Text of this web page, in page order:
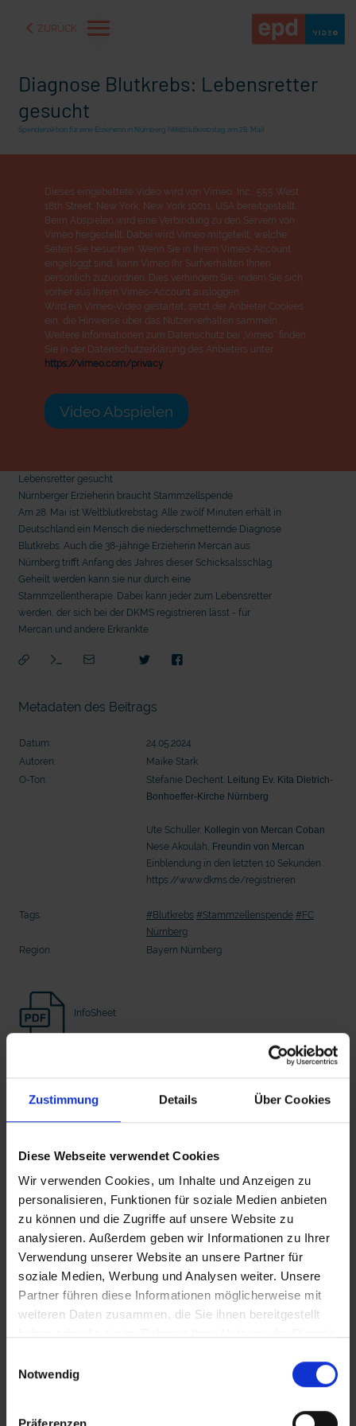
Zustimmung Details Über Cookies
Diese Webseite verwendet Cookies
Wir verwenden Cookies, um Inhalte und Anzeigen zu
personalisieren, Funktionen für soziale Medien anbieten
zu können und die Zugriffe auf unsere Website zu
analysieren. Außerdem geben wir Informationen zu Ihrer
Verwendung unserer Website an unsere Partner für
soziale Medien, Werbung und Analysen weiter. Unsere
Partner führen diese Informationen möglicherweise mit
weiteren Daten zusammen, die Sie ihnen bereitgestellt
Notwendig
Präferenzen
ZURÜCK
oder "Deppen der "Wir bauen Cherson wieder auf" - Optimismus in der
In Sicherheit in Deutschland, in Gedanken im Krieg
Diagnose Blutkrebs: Lebensretter
gesucht
Spendenaktion für eine Erzieherin in Nürnberg (Weltblutkrebstag am 28. Mai)
Dieses eingebettete Video wird von Vimeo, Inc., 555 West
18th Street, New York, New York 10011, USA bereitgestellt.
Beim Abspielen wird eine Verbindung zu den Servern von
Vimeo hergestellt. Dabei wird Vimeo mitgeteilt, welche
Seiten Sie besuchen. Wenn Sie in Ihrem Vimeo-Account
eingeloggt sind, kann Vimeo Ihr Surfverhalten Ihnen
persönlich zuzuordnen. Dies verhindern Sie, indem Sie sich
vorher aus Ihrem Vimeo-Account ausloggen.
Wird ein Vimeo-Video gestartet, setzt der Anbieter Cookies
ein, die Hinweise über das Nutzerverhalten sammeln.
Weitere Informationen zum Datenschutz bei „Vimeo“ finden
Sie in der Datenschutzerklärung des Anbieters unter:
https://vimeo.com/privacy
Video Abspielen
Lebensretter gesucht
Nürnberger Erzieherin braucht Stammzellspende
Am 28. Mai ist Weltblutkrebstag. Alle zwölf Minuten erhält in
Deutschland ein Mensch die niederschmetternde Diagnose
Blutkrebs. Auch die 38-jährige Erzieherin Mercan aus
Nürnberg trifft Anfang des Jahres dieser Schicksalsschlag.
Geheilt werden kann sie nur durch eine
Stammzellentherapie. Dabei kann jeder zum Lebensretter
werden, der sich bei der DKMS registrieren lässt - für
Mercan und andere Erkrankte
Metadaten des Beitrags
Datum:
24.05.2024
Autoren:
Maike Stark
O-Ton:
Stefanie Dechent. Leitung Ev. Kita Dietrich-
Bonhoeffer-Kirche Nürnberg
Ute Schuller, Kollegin von Mercan Coban
Nese Akoulah, Freundin von Mercan
Einblendung in den letzten 10 Sekunden :
https://www.dkms.de/registrieren
Tags: #Blutkrebs #Stammzellenspende #FC
Nürnberg
Region:
Bayern Nürnberg
InfoSheet
Beitrag Herunterladen
CLEAN_DKMS_Erzieherin
IT_DKMS_Erzieherin
Zusätzliches Material
Bilder
SRT-Untertitel